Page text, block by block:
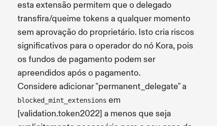
esta extensão permitem que o delegado
transfira/queime tokens a qualquer momento
sem aprovação do proprietário. Isto cria riscos
significativos para o operador do nó Kora, pois
os fundos de pagamento podem ser
apreendidos após o pagamento.
Considere adicionar "permanent_delegate" a
blocked_mint_extensions em
[validation.token2022] a menos que seja